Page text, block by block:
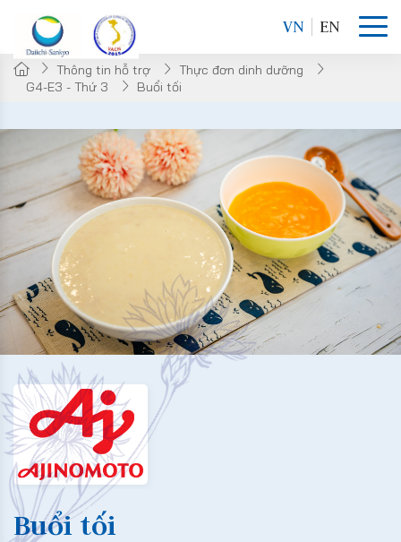
VN EN
Thông tin hỗ trợ
Thực đơn dinh dưỡng
G4-E3 - Thứ 3
Buổi tối
Buổi tối